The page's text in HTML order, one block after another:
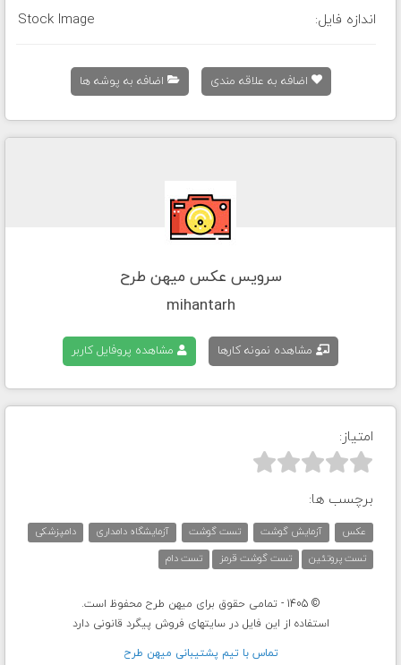
اندازه فایل: Stock Image
اضافه به علاقه مندی اضافه به پوشه ها
سرویس عکس میهن طرح
mihantarh
مشاهده نمونه کارها مشاهده پروفایل کاربر
امتیاز:



برچسب ها:
عکس آزمایش گوشت تست گوشت آزمایشگاه دامداری
دامپزشکی
تست پروتئین
تست گوشت قرمز تست دام
© 1405 - تمامی حقوق برای میهن طرح محفوظ است.
استفاده از این فایل در سایتهای فروش پیگرد قانونی دارد
تماس با تيم پشتيبانی ميهن طرح